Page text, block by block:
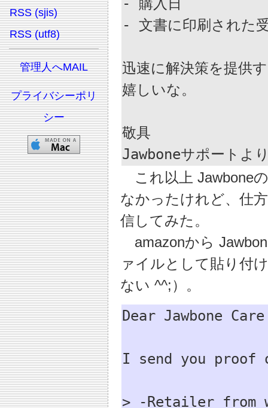
RSS (sjis)
RSS (utf8)
管理人へMAIL
プライバシーポリ
シー
- 購入日
- 文書に印刷された
迅速に解決策を提供
嬉しいな。
敬具
Jawboneサポートよ
これ以上 Jawbone
なかったけれど、仕
信してみた。
amazonから
ァイルとして貼り付
ない ^^;）。
Dear Jawbone Care
I send you proof
> -Retailer from